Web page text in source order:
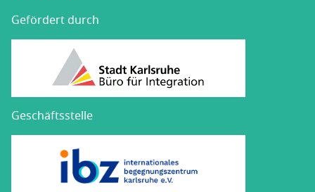
Gefördert durch
Geschäftsstelle